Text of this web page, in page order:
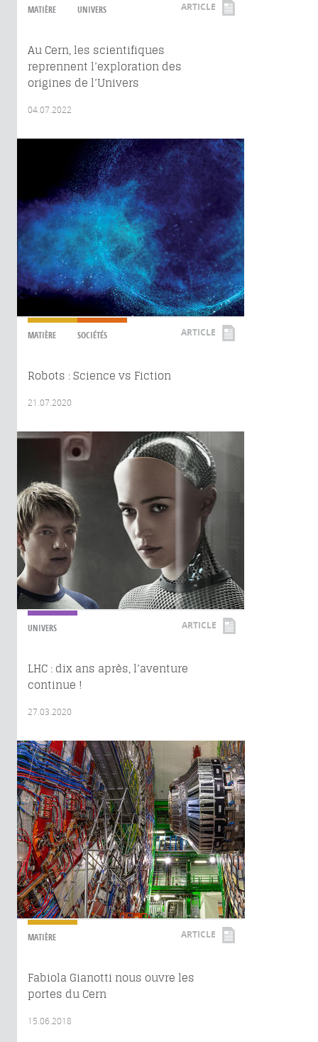
MATIÈRE UNIVERS ARTICLE
Au Cern, les scientifiques
reprennent l’exploration des
origines de l’Univers
04.07.2022
MATIÈRE SOCIÉTÉS ARTICLE
Robots : Science vs Fiction
21.07.2020
UNIVERS ARTICLE
LHC : dix ans après, l’aventure
continue !
27.03.2020
MATIÈRE ARTICLE
Fabiola Gianotti nous ouvre les
portes du Cern
15.06.2018